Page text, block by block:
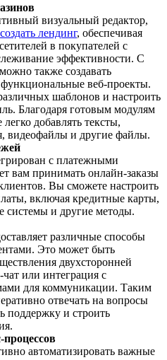
визуальный редактор,
создать лендинг, обеспечивая
в покупателей с
эффективности. С
также создавать
веб-проекты.
шаблонов и настроить
Благодаря готовым модулям
добавлять тексты,
видеофайлы и другие файлы.
с платежными
вам принимать онлайн-заказы
Вы сможете настроить
включая кредитные карты,
системы и другие методы.
различные способы
Это может быть
двухсторонней
или интеграция с
для коммуникации. Таким
отвечать на вопросы
поддержку и строить
процессов
автоматизировать важные